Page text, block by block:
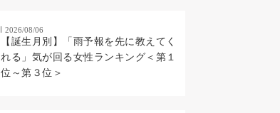
2026/08/06
【誕生月別】「雨予報を先に教えてく
れる」気が回る女性ランキング＜第１
位～第３位＞